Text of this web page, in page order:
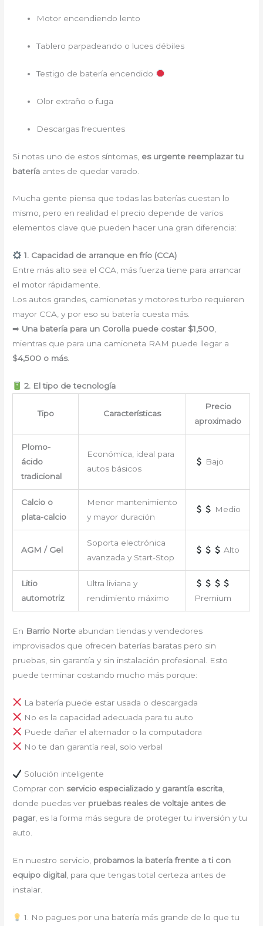
Motor encendiendo lento
Tablero parpadeando o luces débiles
Testigo de batería encendido
Olor extraño o fuga
Descargas frecuentes
Si notas uno de estos síntomas, es urgente reemplazar tu
batería antes de quedar varado.
Mucha gente piensa que todas las baterías cuestan lo
mismo, pero en realidad el precio depende de varios
elementos clave que pueden hacer una gran diferencia:
1. Capacidad de arranque en frío (CCA)
Entre más alto sea el CCA, más fuerza tiene para arrancar
el motor rápidamente.
Los autos grandes, camionetas y motores turbo requieren
mayor CCA, y por eso su batería cuesta más.
➡ Una batería para un Corolla puede costar $1,500,
mientras que para una camioneta RAM puede llegar a
$4,500 o más.
2. El tipo de tecnología
Tipo Características
Precio
aproximado
Plomo-
ácido
tradicional
Económica, ideal para
autos básicos
Bajo
Calcio o
plata-calcio
Menor mantenimiento
y mayor duración
Medio
AGM / Gel
Soporta electrónica
avanzada y Start-Stop
Alto
Litio
automotriz
Ultra liviana y
rendimiento máximo
Premium
En Barrio Norte abundan tiendas y vendedores
improvisados que ofrecen baterías baratas pero sin
pruebas, sin garantía y sin instalación profesional. Esto
puede terminar costando mucho más porque:
La batería puede estar usada o descargada
No es la capacidad adecuada para tu auto
Puede dañar el alternador o la computadora
No te dan garantía real, solo verbal
Solución inteligente
Comprar con servicio especializado y garantía escrita,
donde puedas ver pruebas reales de voltaje antes de
pagar, es la forma más segura de proteger tu inversión y tu
auto.
En nuestro servicio, probamos la batería frente a ti con
equipo digital, para que tengas total certeza antes de
instalar.
1. No pagues por una batería más grande de lo que tu